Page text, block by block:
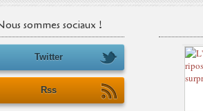
sommes sociaux !
Twitter
Rss